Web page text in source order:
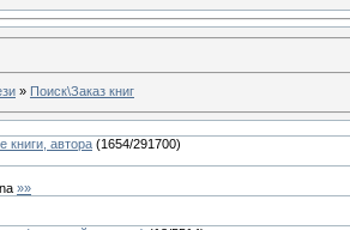
» Поиск\Заказ книг
книги, автора (1654/291700)
»»